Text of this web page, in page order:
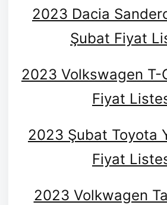
2023 Dacia
Şubat Fiyat
2023 Volkswagen T-
Fiyat
2023 Şubat Toyota
Fiyat
2023 Volkwagen